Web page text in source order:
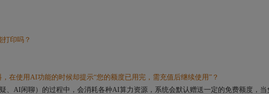
印吗？
使用AI功能的时候却提示“您的额度已用完，需充值后继续使用”？
AI闲聊）的过程中，会消耗各种AI算力资源，系统会默认赠送一定的免费额度，当